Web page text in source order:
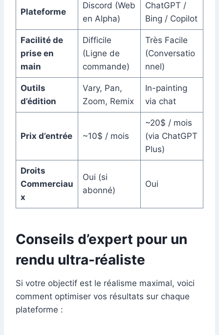
Plateforme
Discord (Web
en Alpha)
ChatGPT /
Bing / Copilot
Facilité de
prise en
main
Difficile
(Ligne de
commande)
Très Facile
(Conversatio
nnel)
Outils
d’édition
Vary, Pan,
Zoom, Remix
In-painting
via chat
Prix d’entrée ~10$ / mois
~20$ / mois
(via ChatGPT
Plus)
Droits
Commerciau
x
Oui (si
abonné)
Oui
Conseils d’expert pour un
rendu ultra-réaliste
Si votre objectif est le réalisme maximal, voici
comment optimiser vos résultats sur chaque
plateforme :